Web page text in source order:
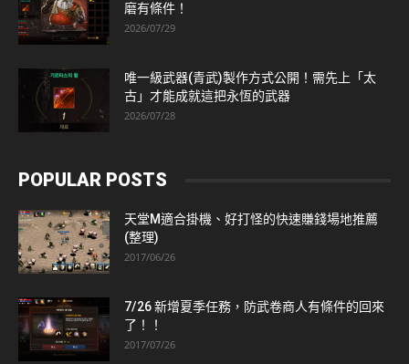
磨有條件！
2026/07/29
唯一級武器(青武)製作方式公開！需先上「太
古」才能成就這把永恆的武器
2026/07/28
POPULAR POSTS
天堂M適合掛機、好打怪的快速賺錢場地推薦
(整理)
2017/06/26
7/26 新增夏季任務，防武卷商人有條件的回來
了！！
2017/07/26